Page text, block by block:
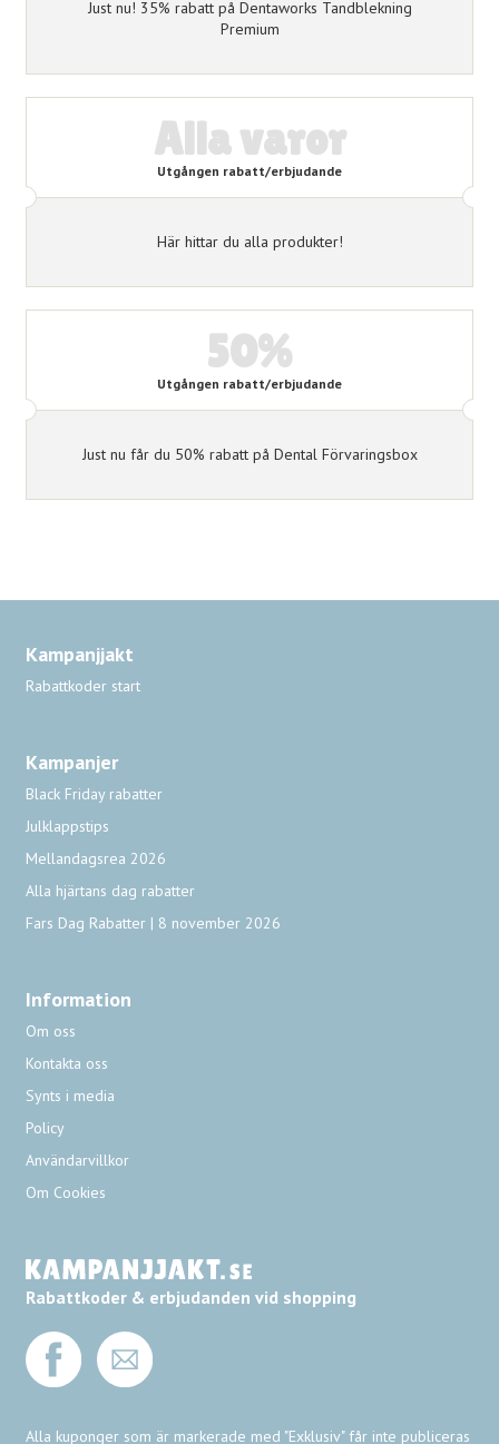
Just nu! 35% rabatt på Dentaworks Tandblekning
Premium
Alla varor
Utgången rabatt/erbjudande
Här hittar du alla produkter!
50%
Utgången rabatt/erbjudande
Just nu får du 50% rabatt på Dental Förvaringsbox
Kampanjjakt
Rabattkoder start
Kampanjer
Black Friday rabatter
Julklappstips
Mellandagsrea 2026
Alla hjärtans dag rabatter
Fars Dag Rabatter | 8 november 2026
Information
Om oss
Kontakta oss
Synts i media
Policy
Användarvillkor
Om Cookies
Rabattkoder & erbjudanden vid shopping
Alla kuponger som är markerade med "Exklusiv" får inte publiceras